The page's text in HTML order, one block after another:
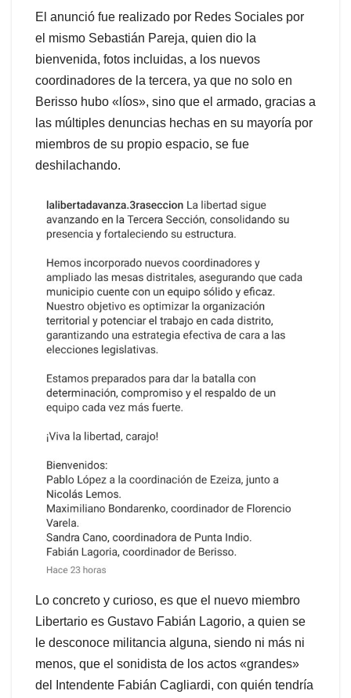
El anunció fue realizado por Redes Sociales por
el mismo Sebastián Pareja, quien dio la
bienvenida, fotos incluidas, a los nuevos
coordinadores de la tercera, ya que no solo en
Berisso hubo «líos», sino que el armado, gracias a
las múltiples denuncias hechas en su mayoría por
miembros de su propio espacio, se fue
deshilachando.
Lo concreto y curioso, es que el nuevo miembro
Libertario es Gustavo Fabián Lagorio, a quien se
le desconoce militancia alguna, siendo ni más ni
menos, que el sonidista de los actos «grandes»
del Intendente Fabián Cagliardi, con quién tendría